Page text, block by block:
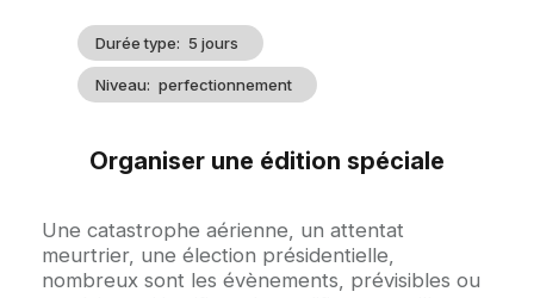
Durée type 5 jours
Niveau perfectionnement
Organiser une édition spéciale
Accroche
Une catastrophe aérienne, un attentat
meurtrier, une élection présidentielle,
nombreux sont les évènements, prévisibles ou